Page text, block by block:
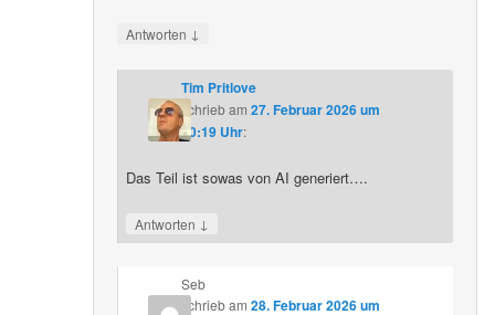
Antworten ↓
Tim Pritlove
schriebam 27. Februar 2026 um
20:19 Uhr:
Das Teil ist sowas von AI generiert….
Antworten ↓
Seb
schriebam 28. Februar 2026 um